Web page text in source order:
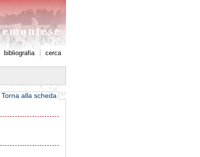
bibliografia cerca
Torna alla scheda